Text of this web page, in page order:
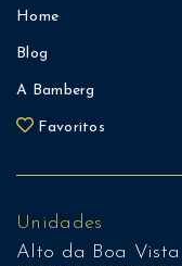
Home
Blog
A Bamberg
Favoritos
Unidades
Alto da Boa Vista